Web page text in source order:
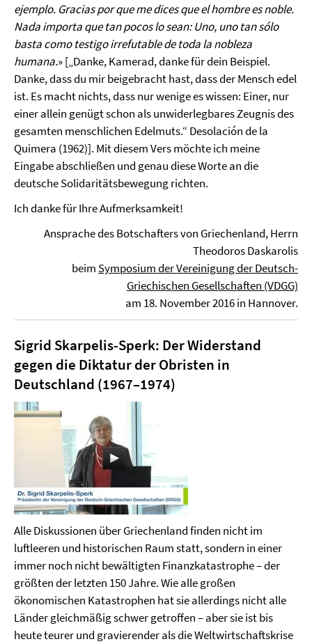
ejemplo. Gracias por que me dices que el hombre es noble.
Nada importa que tan pocos lo sean: Uno, uno tan sólo
basta como testigo irrefutable de toda la nobleza
humana.» [„Danke, Kamerad, danke für dein Beispiel.
Danke, dass du mir beigebracht hast, dass der Mensch edel
ist. Es macht nichts, dass nur wenige es wissen: Einer, nur
einer allein genügt schon als unwiderlegbares Zeugnis des
gesamten menschlichen Edelmuts.“ Desolación de la
Quimera (1962)]. Mit diesem Vers möchte ich meine
Eingabe abschließen und genau diese Worte an die
deutsche Solidaritätsbewegung richten.
Ich danke für Ihre Aufmerksamkeit!
Ansprache des Botschafters von Griechenland, Herrn
Theodoros Daskarolis
beim Symposium der Vereinigung der Deutsch-
Griechischen Gesellschaften (VDGG)
am 18. November 2016 in Hannover.
Sigrid Skarpelis-Sperk: Der Widerstand
gegen die Diktatur der Obristen in
Deutschland (1967–1974)
Alle Diskussionen über Griechenland finden nicht im
luftleeren und historischen Raum statt, sondern in einer
immer noch nicht bewältigten Finanzkatastrophe – der
größten der letzten 150 Jahre. Wie alle großen
ökonomischen Katastrophen hat sie allerdings nicht alle
Länder gleichmäßig schwer getroffen – aber sie ist bis
heute teurer und gravierender als die Weltwirtschaftskrise